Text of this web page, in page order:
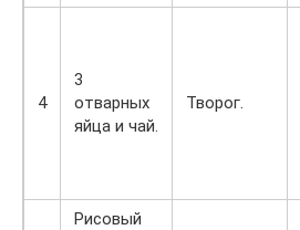
4
3
отварных
яйца и чай.
Творог.
Рисовый